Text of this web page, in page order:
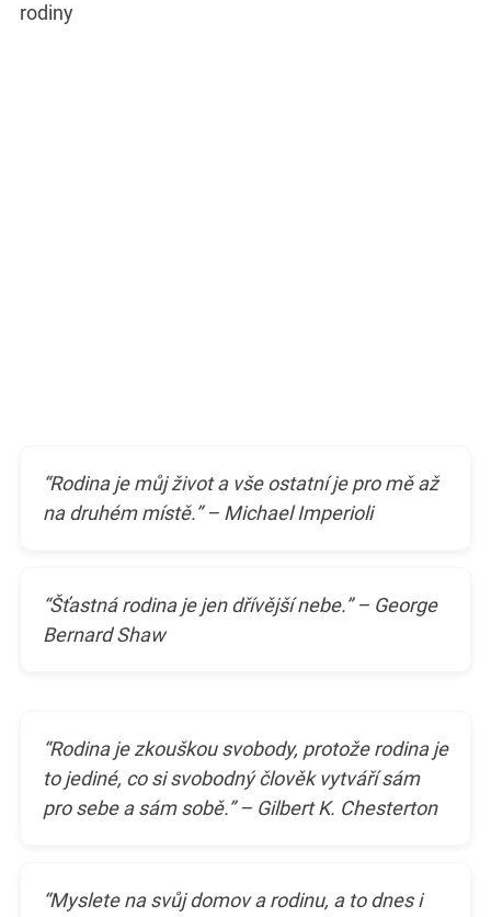
rodiny
“Rodina je můj život a vše ostatní je pro mě až
na druhém místě.” – Michael Imperioli
“Šťastná rodina je jen dřívější nebe.” – George
Bernard Shaw
“Rodina je zkouškou svobody, protože rodina je
to jediné, co si svobodný člověk vytváří sám
pro sebe a sám sobě.” – Gilbert K. Chesterton
“Myslete na svůj domov a rodinu, a to dnes i